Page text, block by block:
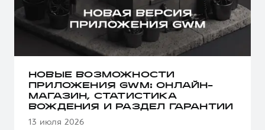
НОВЫЕ ВОЗМОЖНОСТИ
ПРИЛОЖЕНИЯ GWM: ОНЛАЙН-
МАГАЗИН, СТАТИСТИКА
ВОЖДЕНИЯ И РАЗДЕЛ ГАРАНТИИ
13 июля 2026